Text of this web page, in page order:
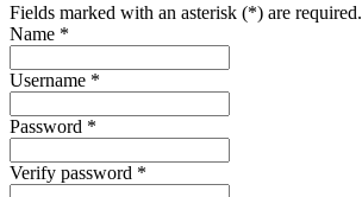
Fields marked with an asterisk (*) are required.
Name *
Username *
Password *
Verify password *